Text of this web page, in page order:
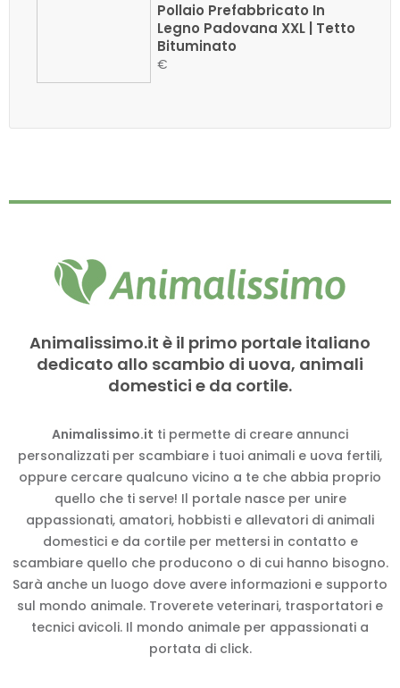
Pollaio Prefabbricato In
Legno Padovana XXL | Tetto
Bituminato
€
Animalissimo.it è il primo portale italiano
dedicato allo scambio di uova, animali
domestici e da cortile.
Animalissimo.it ti permette di creare annunci
personalizzati per scambiare i tuoi animali e uova fertili,
oppure cercare qualcuno vicino a te che abbia proprio
quello che ti serve! Il portale nasce per unire
appassionati, amatori, hobbisti e allevatori di animali
domestici e da cortile per mettersi in contatto e
scambiare quello che producono o di cui hanno bisogno.
Sarà anche un luogo dove avere informazioni e supporto
sul mondo animale. Troverete veterinari, trasportatori e
tecnici avicoli. Il mondo animale per appassionati a
portata di click.